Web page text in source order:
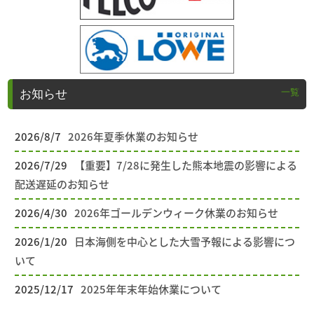
お知らせ 一覧
2026/8/7 2026年夏季休業のお知らせ
2026/7/29
【重要】7/28に発生した熊本地震の影響による
配送遅延のお知らせ
2026/4/30 2026年ゴールデンウィーク休業のお知らせ
2026/1/20
日本海側を中心とした大雪予報による影響につ
いて
2025/12/17 2025年年末年始休業について